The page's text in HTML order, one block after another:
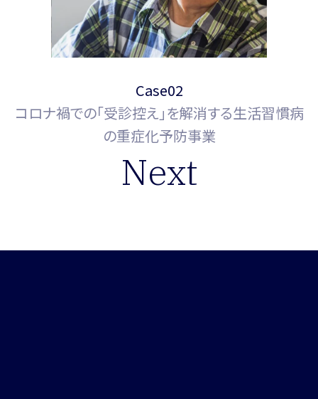
Case02
コロナ禍での「受診控え」を解消する生活習慣病
の重症化予防事業
Next